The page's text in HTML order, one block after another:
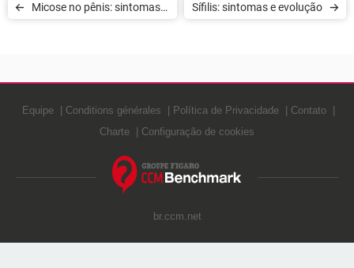
Micose no pênis: sintomas e
Sífilis: sintomas e evolução
Equipe Conditions générales Política de Privacidade
Contato
Charte
Configuração de cookies
br.ccm.net